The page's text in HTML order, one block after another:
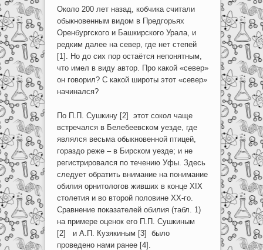
Около 200 лет назад, кобчика считали
обыкновенным видом в Предгорьях
Оренбургского и Башкирского Урала, и
редким далее на север, где нет степей
[1]. Но до сих пор остаётся непонятным,
что имел в виду автор. Про какой «север»
он говорил? С какой широты этот «север»
начинался?
По П.П. Сушкину [2] этот сокол чаще
встречался в Белебеевском уезде, где
являлся весьма обыкновенной птицей,
гораздо реже – в Бирском уезде; и не
регистрировался по течению Уфы. Здесь
следует обратить внимание на понимание
обилия орнитологов живших в конце XIX
столетия и во второй половине XX-го.
Сравнение показателей обилия (табл. 1)
на примере оценок его П.П. Сушкиным
[2] и А.П. Кузякиным [3] было
проведено нами ранее [4].